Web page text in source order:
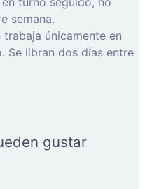
semana.
únicamente en
Se libran dos días entre
gustar